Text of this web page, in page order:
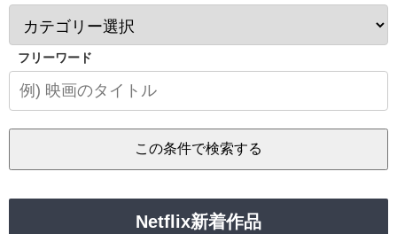
フリーワード
Netflix新着作品